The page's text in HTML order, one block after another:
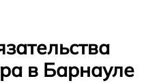
в Барнауле